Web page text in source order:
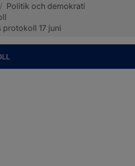
/ Politik och demokrati
17 juni